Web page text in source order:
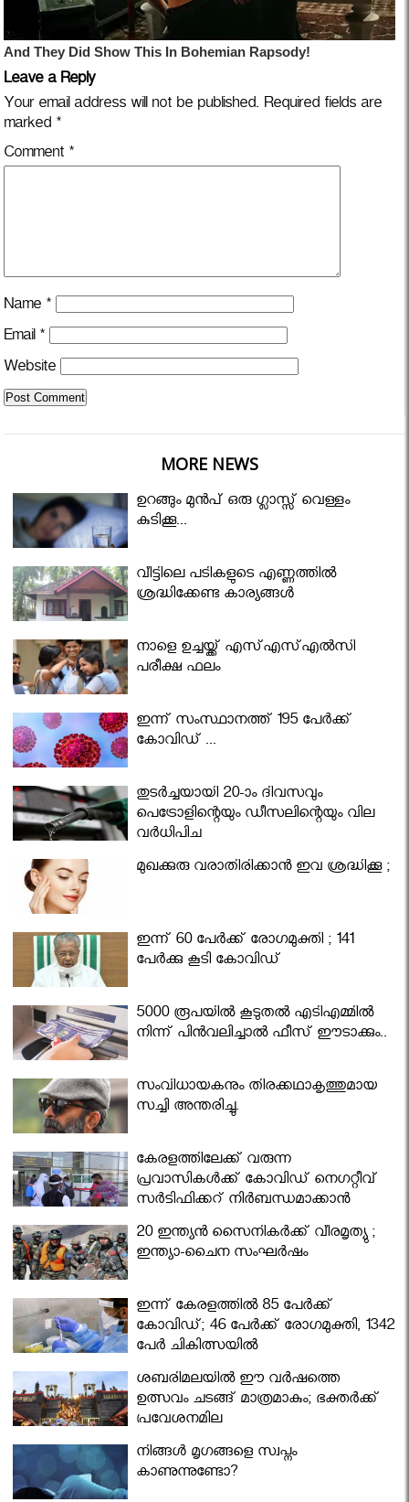
Leave a Reply
Your email address will not be published. Required fields are
marked *
Comment *
Name *
Email *
Website
MORE NEWS
ഉറങ്ങും മുന്‍പ് ഒരു ഗ്ലാസ്സ് വെള്ളം
കുടിക്കൂ...
വീട്ടിലെ പടികളുടെ എണ്ണത്തിൽ
ശ്രദ്ധിക്കേണ്ട കാര്യങ്ങൾ
നാളെ ഉച്ചയ്ക്ക് എസ്എസ്എല്‍സി
പരീക്ഷ ഫലം
ഇന്ന് സംസ്ഥാനത്ത് 195 പേര്‍ക്ക്
കോവിഡ് ...
തുടർച്ചയായി 20-ാം ദിവസവും
പെട്രോളിന്റെയും ഡീസലിന്റെയും വില
വര്‍ധിപ്പിച്ചു
മുഖക്കുരു വരാതിരിക്കാന്‍ ഇവ ശ്രദ്ധിക്കൂ ;
ഇന്ന് 60 പേർക്ക് രോഗമുക്തി ; 141
പേര്‍ക്കു കൂടി കോവിഡ്
5000 രൂപയിൽ കൂടുതൽ എടിഎമ്മിൽ
നിന്ന് പിൻവലിച്ചാൽ ഫീസ് ഈടാക്കും..
സംവിധായകനും തിരക്കഥാകൃത്തുമായ
സച്ചി അന്തരിച്ചു.
കേരളത്തിലേക്ക് വരുന്ന
പ്രവാസികള്‍ക്ക് കോവിഡ് നെഗറ്റീവ്
സര്‍ട്ടിഫിക്കറ്റ് നിർബന്ധമാക്കാൻ
മന്ത്രിസഭ
20 ഇന്ത്യൻ സൈനികർക്ക് വീരമൃത്യു ;
ഇന്ത്യാ-ചൈന സംഘർഷം
ഇന്ന് കേരളത്തിൽ 85 പേർക്ക്
കോവിഡ്; 46 പേർക്ക് രോഗമുക്തി, 1342
പേർ ചികിത്സയിൽ
ശബരിമലയില്‍ ഈ വർഷത്തെ
ഉത്സവം ചടങ്ങ് മാത്രമാകും; ഭക്തർക്ക്
പ്രവേശനമില്ല
നിങ്ങള്‍ മൃഗങ്ങളെ സ്വപ്നം
കാണുന്നുണ്ടോ?